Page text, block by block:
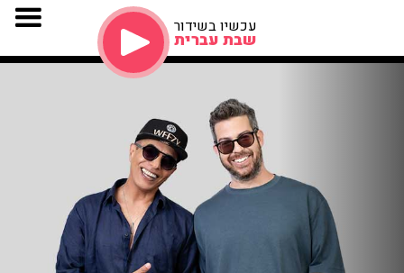
עכשיו בשידור
שבת עברית